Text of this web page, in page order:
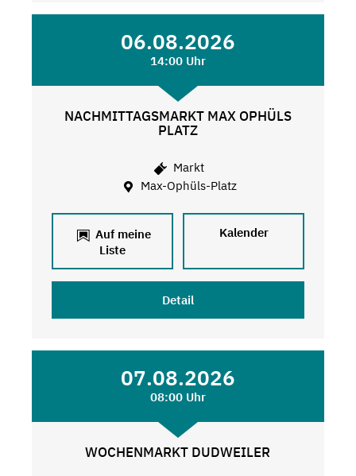
06.08.2026
14:00 Uhr
NACHMITTAGSMARKT MAX OPHÜLS
PLATZ
Markt
Max-Ophüls-Platz
Auf meine
Liste
Kalender
Detail
07.08.2026
08:00 Uhr
WOCHENMARKT DUDWEILER